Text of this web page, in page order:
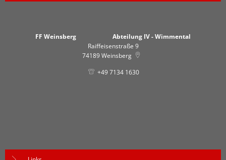
FF Weinsberg Abteilung IV - Wimmental
Raiffeisenstraße 9
74189Weinsberg
+49 7134 1630